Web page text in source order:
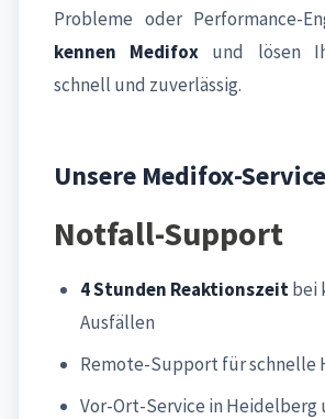
Probleme oder Performance-
kennen Medifox und lösen
schnell und zuverlässig.
Unsere Medifox-
Notfall-Support
4 Stunden Reaktionszeitbei
Ausfällen
Remote-Support für schnelle
Vor-Ort-Service in Heidelberg